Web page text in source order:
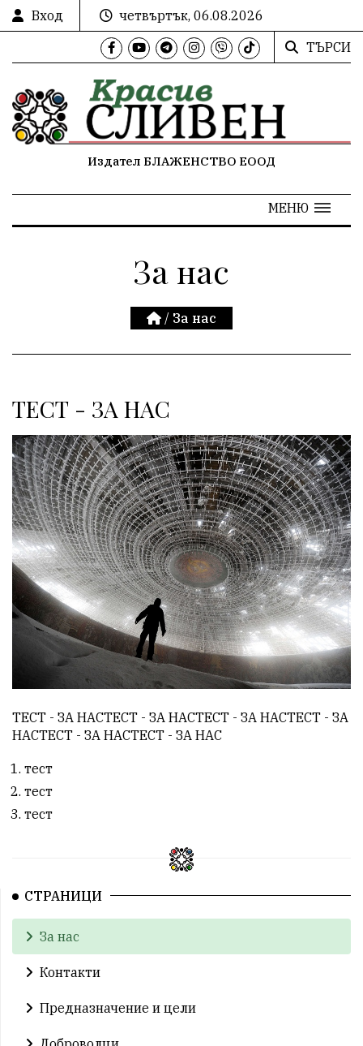
Вход
четвъртък, 06.08.2026
ТЪРСИ
Издател БЛАЖЕНСТВО ЕООД
МЕНЮ
За нас
/ За нас
ТЕСТ - ЗА НАС
ТЕСТ - ЗА НАСТЕСТ - ЗА НАСТЕСТ - ЗА НАСТЕСТ - ЗА
НАСТЕСТ - ЗА НАСТЕСТ - ЗА НАС
тест
тест
тест
СТРАНИЦИ
За нас
Контакти
Предназначение и цели